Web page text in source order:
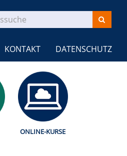
KONTAKT DATENSCHUTZ
ONLINE-KURSE